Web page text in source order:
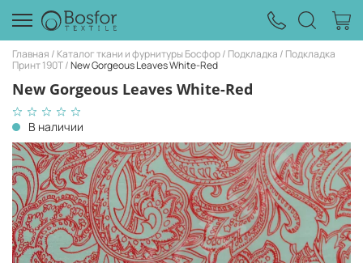
Главная Каталог ткани и фурнитуры Босфор Подкладка
Подкладка
Принт 190Т New Gorgeous Leaves White-Red
New Gorgeous Leaves White-Red
В наличии